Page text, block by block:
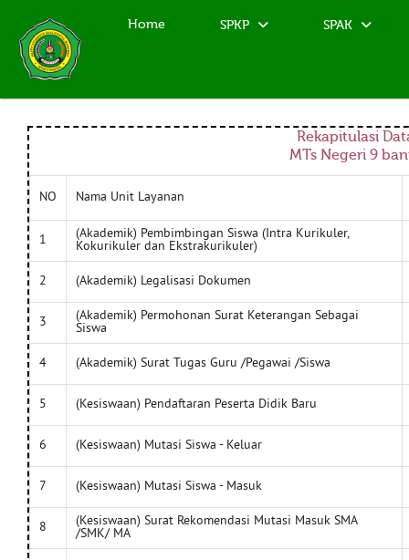
Home SPKP SPAK
Rekapitulasi
MTs Negeri 9
NO Nama Unit Layanan
1
(Akademik) Pembimbingan Siswa (Intra Kurikuler,
Kokurikuler dan Ekstrakurikuler)
2 (Akademik) Legalisasi Dokumen
3
(Akademik) Permohonan Surat Keterangan Sebagai
Siswa
4 (Akademik) Surat Tugas Guru /Pegawai /Siswa
5 (Kesiswaan) Pendaftaran Peserta Didik Baru
6 (Kesiswaan) Mutasi Siswa - Keluar
7 (Kesiswaan) Mutasi Siswa - Masuk
8
(Kesiswaan) Surat Rekomendasi Mutasi Masuk SMA
/SMK/ MA